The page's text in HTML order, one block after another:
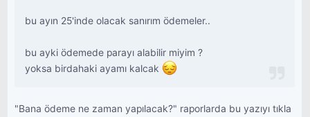
bu ayın 25'inde olacak sanırım ödemeler..
bu ayki ödemede parayı alabilir miyim ?
yoksa birdahaki ayamı kalcak
"Bana ödeme ne zaman yapılacak?" raporlarda bu yazıyı tıkla